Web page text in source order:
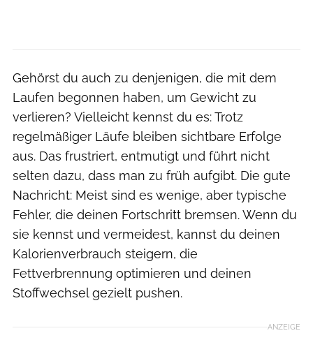
Gehörst du auch zu denjenigen, die mit dem
Laufen begonnen haben, um Gewicht zu
verlieren? Vielleicht kennst du es: Trotz
regelmäßiger Läufe bleiben sichtbare Erfolge
aus. Das frustriert, entmutigt und führt nicht
selten dazu, dass man zu früh aufgibt. Die gute
Nachricht: Meist sind es wenige, aber typische
Fehler, die deinen Fortschritt bremsen. Wenn du
sie kennst und vermeidest, kannst du deinen
Kalorienverbrauch steigern, die
Fettverbrennung optimieren und deinen
Stoffwechsel gezielt pushen.
ANZEIGE